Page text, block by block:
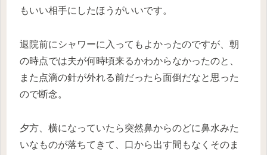
もいい相手にしたほうがいいです。
退院前にシャワーに入ってもよかったのですが、朝
の時点では夫が何時頃来るかわからなかったのと、
また点滴の針が外れる前だったら面倒だなと思った
ので断念。
夕方、横になっていたら突然鼻からのどに鼻水みた
いなものが落ちてきて、口から出す間もなくそのま